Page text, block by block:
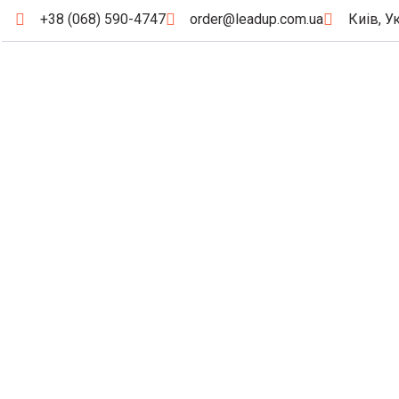
+38 (068) 590-4747 order@leadup.com.ua Киів,